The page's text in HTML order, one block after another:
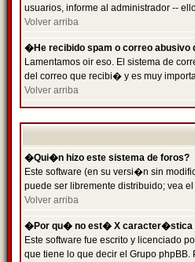
usuarios, informe al administrador --
Volver arriba
�He recibido spam o correo abusivo
Lamentamos oir eso. El sistema de
del correo que recibi� y es muy
Volver arriba
�Qui�n hizo este sistema de foros?
Este software (en su versi�n sin
puede ser libremente distribuido; vea
Volver arriba
�Por qu� no est� X caracter�stica
Este software fue escrito y licenciado
que tiene lo que decir el Grupo